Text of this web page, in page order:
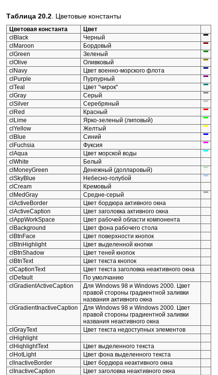
Таблица 20.2 . Цветовые константы
Цветовая константа
Цвет
clBlack
Черный
clMaroon
Бордовый
clGreen
Зеленый
clOlive
Оливковый
clNavy
Цвет военно-морского флота
clPurple
Пурпурный
clTeal
Цвет "чирок"
clGray
Серый
clSilver
Серебряный
clRed
Красный
clLime
Ярко-зеленый (липовый)
clYellow
Желтый
clBlue
Синий
clFuchsia
Фуксия
clAqua
Цвет морской воды
clWhite
Белый
clMoneyGreen
Денежный (долларовый)
clSkyBlue
Небесно-голубой
clCream
Кремовый
clMedGray
Средне-серый
clActiveBorder
Цвет бордюра активного окна
clActiveCaption
Цвет заголовка активного окна
clAppWorkSpace
Цвет рабочей области компонента
clBackground
Цвет фона рабочего стола
clBtnFace
Цвет поверхности кнопок
clBtnHighlight
Цвет выделенной кнопки
clBtnShadow
Цвет теней кнопок
clBtnText
Цвет текста кнопок
clCaptionText
Цвет текста заголовка неактивного окна
clDefault
По умолчанию
clGradientActiveCaption
Для Windows 98 и Windows 2000. Цвет
правой стороны градиентной заливки
названия активного окна
clGradientInactiveCaption
Для Windows 98 и Windows 2000. Цвет
правой стороны градиентной заливки
названия неактивного окна
clGrayText
Цвет текста недоступных элементов
clHighlight
clHiqhlightText
Цвет выделенного текста
clHotLight
Цвет фона выделенного текста
cllnactiveBorder
Цвет бордюра неактивного окна
clInactiveCaption
Цвет заголовка неактивного окна